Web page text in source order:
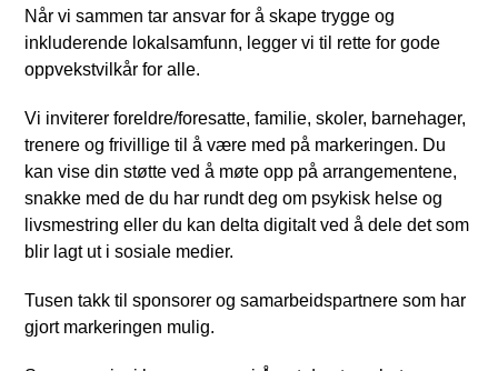
Når vi sammen tar ansvar for å skape trygge og
inkluderende lokalsamfunn, legger vi til rette for gode
oppvekstvilkår for alle.
Vi inviterer foreldre/foresatte, familie, skoler, barnehager,
trenere og frivillige til å være med på markeringen. Du
kan vise din støtte ved å møte opp på arrangementene,
snakke med de du har rundt deg om psykisk helse og
livsmestring eller du kan delta digitalt ved å dele det som
blir lagt ut i sosiale medier.
Tusen takk til sponsorer og samarbeidspartnere som har
gjort markeringen mulig.